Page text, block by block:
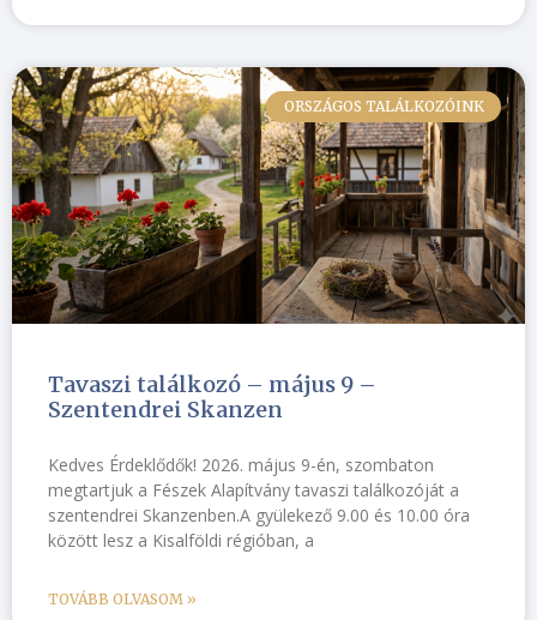
ORSZÁGOS TALÁLKOZÓINK
Tavaszi találkozó – május 9 –
Szentendrei Skanzen
Kedves Érdeklődők! 2026. május 9-én, szombaton
megtartjuk a Fészek Alapítvány tavaszi találkozóját a
szentendrei Skanzenben.A gyülekező 9.00 és 10.00 óra
között lesz a Kisalföldi régióban, a
TOVÁBB OLVASOM »